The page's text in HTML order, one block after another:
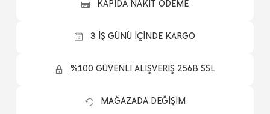
KAPIDA NAKİT ÖDEME
3 İŞ GÜNÜ İÇİNDE KARGO
%100 GÜVENLİ ALIŞVERİŞ 256B SSL
MAĞAZADA DEĞİŞİM